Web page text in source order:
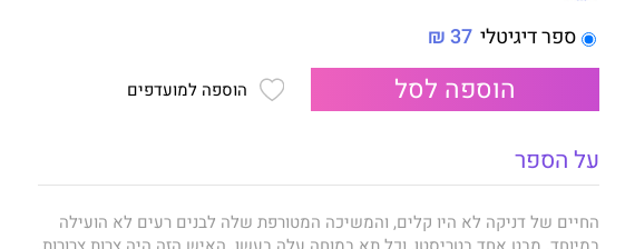
ספר דיגיטלי 37 ₪
הוספה לסל הוספה למועדפים
על הספר
החיים של דניקה לא היו קלים, והמשיכה המטורפת שלה לבנים רעים לא הועילה